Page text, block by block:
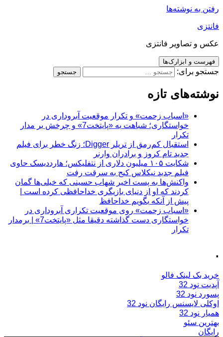
رفتن به نوشته‌ها
فانتزی
عکس و تصاویر فانتزی
فهرست و ابزارک‌ها
جستجو برای:
نوشته‌های تازه
«اسباب زحمت» و تکرار موقعیت آبروداری در
خواستگاری؛ شباهت به «پایتخت7» و چرخش بر مدار
تکرار
استقبال کم‌رمق از تریلر Digger؛ زنگ خطر برای فیلم
جدید تام کروز و برادران وارنر
شکایت ۱۰۵ میلیون دلاری از نتفلیکس؛ هارددیسک حاوی
فیلم جدید نیکلاس کیج به سرقت رفت
واکنش‌ها به پست اخیر شهاب حسینی که خیلی‌ها گمان
کردند که او از دنیای بازیگری خداحافظی کرده است |
پیش از آنکه بگویم خداحافظ
«اسباب زحمت» روی موقعیت تکراری آبروداری در
خواستگاری دست گذاشته دقیقا مثل «پایتخت7» | برمدار
تکرار
.
خرید بک لینک فالو
آپدیت نود 32
پسورد نود 32
اوکلی لایسنس رایگان نود 32
همیار نود 32
بهترین سئو
رایگان